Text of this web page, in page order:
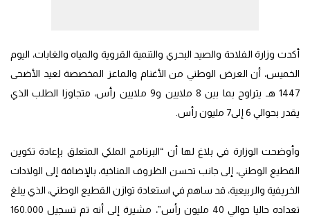
أكدت وزارة الفلاحة والصيد البحري والتنمية القروية والمياه والغابات، اليوم
الخميس، أن العرض الوطني من الأغنام والماعز المخصصة لعيد الأضحى
1447 هـ يتراوح بما بين 8 ملايين و9 ملايين رأس، متجاوزا الطلب الذي
يقدر بحوالي 6 إلى7 مليون رأس.
وأوضحت الوزارة في بلاغ لها أن “البرنامج الملكي المتعلق بإعادة تكوين
القطيع الوطني، إلى جانب تحسن الظروف المناخية، بالإضافة إلى الولادات
الخريفية والربيعية، قد ساهم في استعادة توازن القطيع الوطني، الذي يبلغ
تعداده حاليا حوالي 40 مليون رأس”، مشيرة إلى أنه تم تسجيل 160.000